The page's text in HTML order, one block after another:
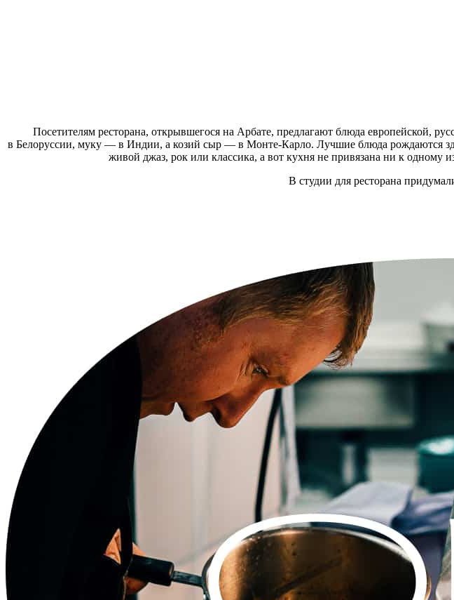
Посетителям ресторана, открывшегося на Арбате, предлагают блюда европейской,
в Белоруссии, муку — в Индии, а козий сыр — в Монте-Карло. Лучшие блюда рождаются
живой джаз, рок или классика, а вот кухня не привязана ни к одному
В студии для ресторана